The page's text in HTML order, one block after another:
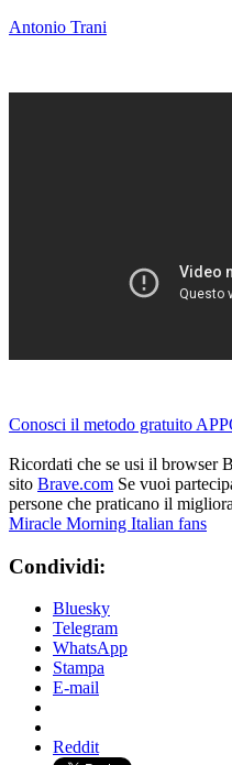
Antonio Trani
Conosci il metodo gratuito
Ricordati che se usi il browser
sito Brave.com Se vuoi
persone che praticano il
Miracle Morning Italian fans
Condividi:
Bluesky
Telegram
WhatsApp
Stampa
E-mail
Reddit